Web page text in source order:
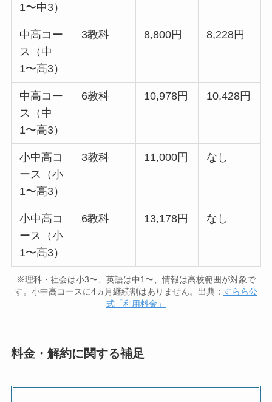
1〜中3）
中高コー
ス（中
1〜高3）
3教科 8,800円 8,228円
中高コー
ス（中
1〜高3）
6教科 10,978円 10,428円
小中高コ
ース（小
1〜高3）
3教科 11,000円 なし
小中高コ
ース（小
1〜高3）
6教科 13,178円 なし
※理科・社会は小3〜、英語は中1〜、情報は高校範囲が対象で
す。小中高コースに4ヵ月継続割はありません。出典： すらら公
式「利用料金」
料金・解約に関する補足